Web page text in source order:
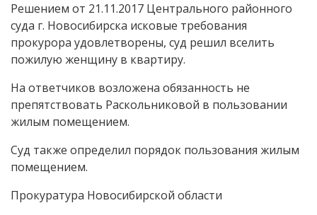
Решением от 21.11.2017 Центрального районного
суда г. Новосибирска исковые требования
прокурора удовлетворены, суд решил вселить
пожилую женщину в квартиру.
На ответчиков возложена обязанность не
препятствовать Раскольниковой в пользовании
жилым помещением.
Суд также определил порядок пользования жилым
помещением.
Прокуратура Новосибирской области